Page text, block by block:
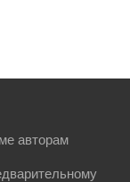
авторам